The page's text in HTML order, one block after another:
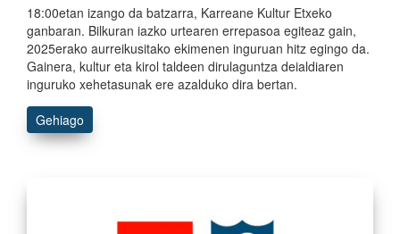
18:00etan izango da batzarra, Karreane Kultur Etxeko
ganbaran. Bilkuran iazko urtearen errepasoa egiteaz gain,
2025erako aurreikusitako ekimenen inguruan hitz egingo da.
Gainera, kultur eta kirol taldeen dirulaguntza deialdiaren
inguruko xehetasunak ere azalduko dira bertan.
Gehiago